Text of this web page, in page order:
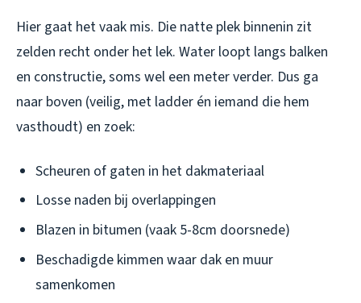
Hier gaat het vaak mis. Die natte plek binnenin zit
zelden recht onder het lek. Water loopt langs balken
en constructie, soms wel een meter verder. Dus ga
naar boven (veilig, met ladder én iemand die hem
vasthoudt) en zoek:
Scheuren of gaten in het dakmateriaal
Losse naden bij overlappingen
Blazen in bitumen (vaak 5-8cm doorsnede)
Beschadigde kimmen waar dak en muur
samenkomen